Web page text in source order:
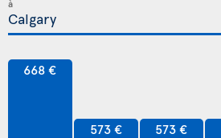
à
668 €
573 € 573 €